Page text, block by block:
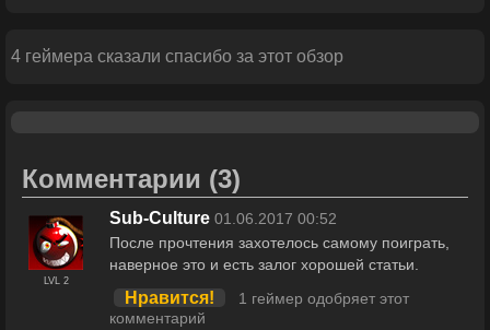
4 геймера сказали спасибо за этот обзор
Комментарии (3)
LVL 2
Sub-Culture 01.06.2017 00:52
После прочтения захотелось самому поиграть,
наверное это и есть залог хорошей статьи.
Нравится!
1 геймер одобряет этот
комментарий